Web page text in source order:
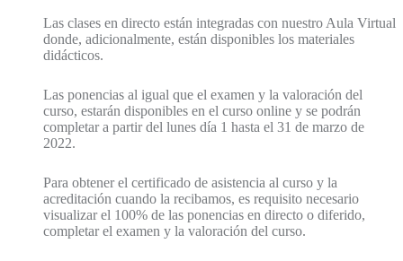
Las clases en directo están integradas con nuestro Aula Virtual
donde, adicionalmente, están disponibles los materiales
didácticos.
Las ponencias al igual que el examen y la valoración del
curso, estarán disponibles en el curso online y se podrán
completar a partir del lunes día 1 hasta el 31 de marzo de
2022.
Para obtener el certificado de asistencia al curso y la
acreditación cuando la recibamos, es requisito necesario
visualizar el 100% de las ponencias en directo o diferido,
completar el examen y la valoración del curso.